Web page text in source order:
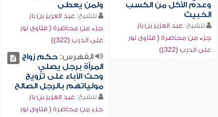
وعدم الأكل من الكسب
الخبيث
للشيخ: عبد العزيز بن باز
جزء من محاضرة ( فتاوى نور
على الدرب (322))
ولمن يعطى
للشيخ: عبد العزيز بن باز
جزء من محاضرة ( فتاوى نور
على الدرب (322))
الفهرس:حكم زواج
المرأة برجل يصلي
وحث الآباء على تزويج
مولياتهم بالرجل الصالح
للشيخ: عبد العزيز بن باز
جزء من محاضرة ( فتاوى نور